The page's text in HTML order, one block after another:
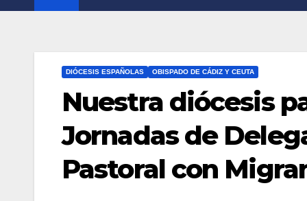
DIÓCESIS ESPAÑOLAS OBISPADO DE CÁDIZ Y CEUTA
Nuestra diócesis
Jornadas de
Pastoral con